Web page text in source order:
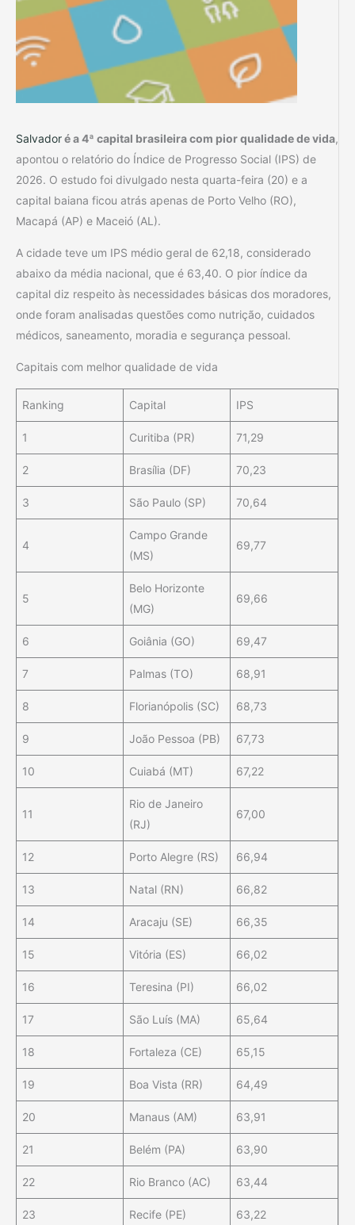
Salvadoré a 4ª capital brasileira com pior qualidade de vida,
apontou o relatório do Índice de Progresso Social (IPS) de
2026. O estudo foi divulgado nesta quarta-feira (20) e a
capital baiana ficou atrás apenas de Porto Velho (RO),
Macapá (AP) e Maceió (AL).
A cidade teve um IPS médio geral de 62,18, considerado
abaixo da média nacional, que é 63,40. O pior índice da
capital diz respeito às necessidades básicas dos moradores,
onde foram analisadas questões como nutrição, cuidados
médicos, saneamento, moradia e segurança pessoal.
Capitais com melhor qualidade de vida
Ranking Capital IPS
1 Curitiba (PR) 71,29
2 Brasília (DF) 70,23
3 São Paulo (SP) 70,64
4
Campo Grande
(MS)
69,77
5
Belo Horizonte
(MG)
69,66
6 Goiânia (GO) 69,47
7 Palmas (TO) 68,91
8 Florianópolis (SC) 68,73
9 João Pessoa (PB) 67,73
10 Cuiabá (MT) 67,22
11
Rio de Janeiro
(RJ)
67,00
12 Porto Alegre (RS) 66,94
13 Natal (RN) 66,82
14 Aracaju (SE) 66,35
15 Vitória (ES) 66,02
16 Teresina (PI) 66,02
17 São Luís (MA) 65,64
18 Fortaleza (CE) 65,15
19 Boa Vista (RR) 64,49
20 Manaus (AM) 63,91
21 Belém (PA) 63,90
22 Rio Branco (AC) 63,44
23 Recife (PE) 63,22